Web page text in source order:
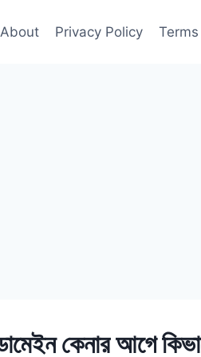
About Privacy Policy
কেনার আগে